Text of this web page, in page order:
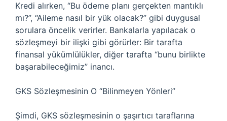
Kredi alırken, “Bu ödeme planı gerçekten mantıklı
mı?”, “Aileme nasıl bir yük olacak?” gibi duygusal
sorulara öncelik verirler. Bankalarla yapılacak o
sözleşmeyi bir ilişki gibi görürler: Bir tarafta
finansal yükümlülükler, diğer tarafta “bunu birlikte
başarabileceğimiz” inancı.
GKS Sözleşmesinin O “Bilinmeyen Yönleri”
Şimdi, GKS sözleşmesinin o şaşırtıcı taraflarına